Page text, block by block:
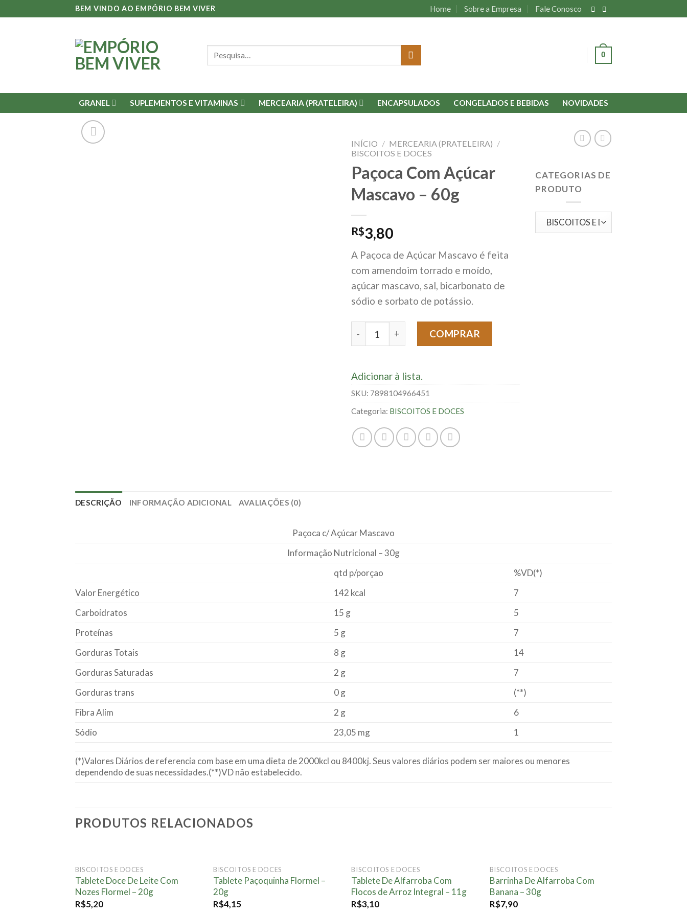
BEM VINDO AO EMPÓRIO BEM VIVER Home Sobre a Empresa Fale Conosco
0
GRANEL SUPLEMENTOS E VITAMINAS MERCEARIA (PRATELEIRA) ENCAPSULADOS CONGELADOS E BEBIDAS NOVIDADES
INÍCIO / MERCEARIA (PRATELEIRA) /
BISCOITOS E DOCES
Paçoca Com Açúcar
Mascavo – 60g
R$3,80
A Paçoca de Açúcar Mascavo é feita
com amendoim torrado e moído,
açúcar mascavo, sal, bicarbonato de
sódio e sorbato de potássio.
Paçoca Com Açúcar Mascavo - 60g quantidade
COMPRAR
Adicionar à lista.
SKU: 7898104966451
Categoria: BISCOITOS E DOCES
CATEGORIAS DE
PRODUTO
DESCRIÇÃO INFORMAÇÃO ADICIONAL AVALIAÇÕES (0)
Paçoca c/ Açúcar Mascavo
Informação Nutricional – 30g
qtd p/porçao
%VD(*)
Valor Energético
142 kcal
7
Carboidratos
15 g
5
Proteínas
5 g
7
Gorduras Totais
8 g
14
Gorduras Saturadas
2 g
7
Gorduras trans
0 g
(**)
Fibra Alim
2 g
6
Sódio
23,05 mg 1
(*)Valores Diários de referencia com base em uma dieta de 2000kcl ou 8400kj. Seus valores diários podem ser maiores ou menores
dependendo de suas necessidades.(**)VD não estabelecido.
PRODUTOS RELACIONADOS
Adicionar
à lista.
FORA DE ESTOQUE
BISCOITOS E DOCES
Tablete Doce De Leite Com
Nozes Flormel – 20g
R$5,20
Adicionar
à lista.
FORA DE ESTOQUE
BISCOITOS E DOCES
Tablete Paçoquinha Flormel –
20g
R$4,15
Adicionar
à lista.
FORA DE ESTOQUE
BISCOITOS E DOCES
Tablete De Alfarroba Com
Flocos de Arroz Integral – 11g
R$3,10
Adicionar
à lista.
BISCOITOS E DOCES
Barrinha De Alfarroba Com
Banana – 30g
R$7,90